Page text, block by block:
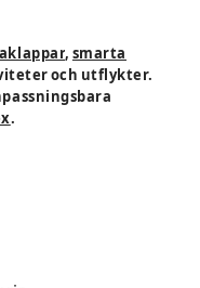
, smarta
och utflykter.
.